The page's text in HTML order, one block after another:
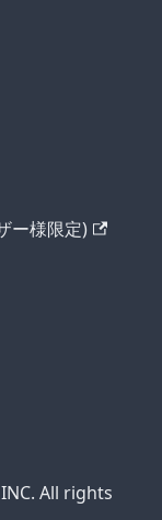
ー様限定)
All rights